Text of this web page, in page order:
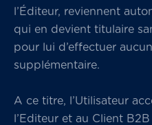
l’Éditeur, reviennent
qui en devient titulaire
pour lui d’effectuer
supplémentaire.
A ce titre, l’Utilisateur
l’Editeur et au Client